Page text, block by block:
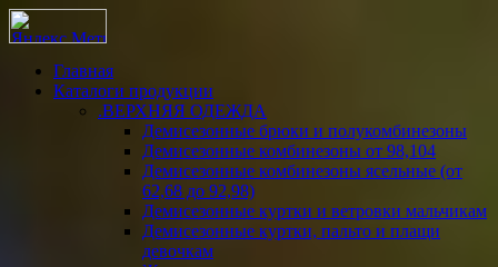
Главная
Каталоги продукции
.ВЕРХНЯЯ ОДЕЖДА
Демисезонные брюки и полукомбинезоны
Демисезонные комбинезоны от 98,104
Демисезонные комбинезоны ясельные (от
62,68 до 92,98)
Демисезонные куртки и ветровки мальчикам
Демисезонные куртки, пальто и плащи
девочкам